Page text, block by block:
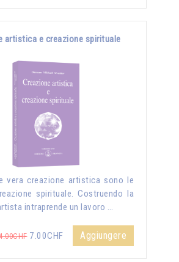
artistica e creazione spirituale
vera creazione artistica sono le
spirituale. Costruendo la
intraprende un lavoro …
7.00CHF Aggiungere